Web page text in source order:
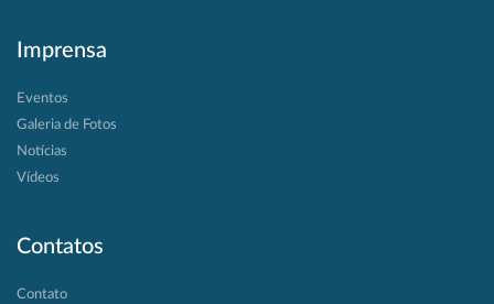
Imprensa
Eventos
Galeria de Fotos
Notícias
Vídeos
Contatos
Contato